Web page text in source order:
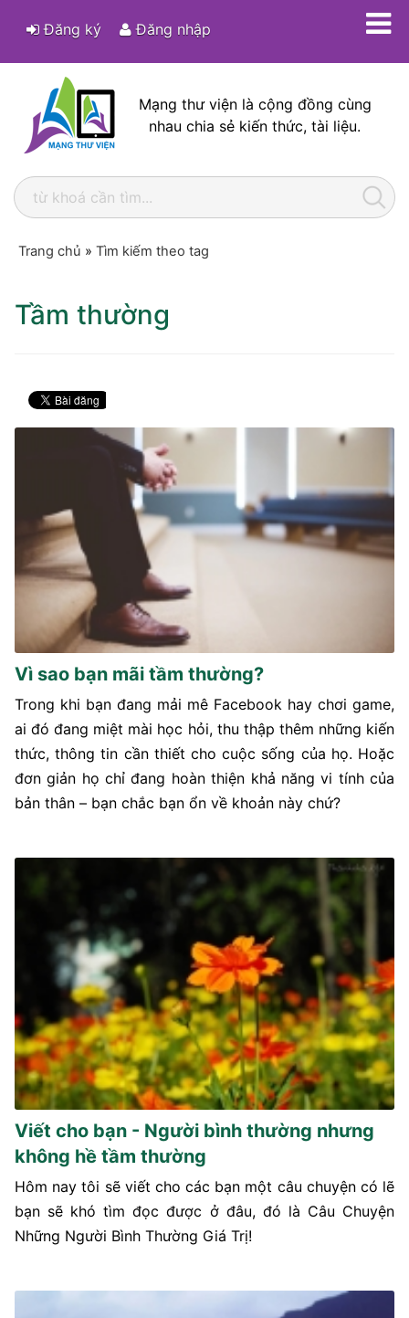
Đăng ký Đăng nhập
Mạng thư viện là cộng đồng cùng
nhau chia sẻ kiến thức, tài liệu.
Trang chủ » Tìm kiếm theo tag
Tầm thường
Vì sao bạn mãi tầm thường?
Trong khi bạn đang mải mê Facebook hay chơi game,
ai đó đang miệt mài học hỏi, thu thập thêm những kiến
thức, thông tin cần thiết cho cuộc sống của họ. Hoặc
đơn giản họ chỉ đang hoàn thiện khả năng vi tính của
bản thân – bạn chắc bạn ổn về khoản này chứ?
Viết cho bạn - Người bình thường nhưng
không hề tầm thường
Hôm nay tôi sẽ viết cho các bạn một câu chuyện có lẽ
bạn sẽ khó tìm đọc được ở đâu, đó là Câu Chuyện
Những Người Bình Thường Giá Trị!